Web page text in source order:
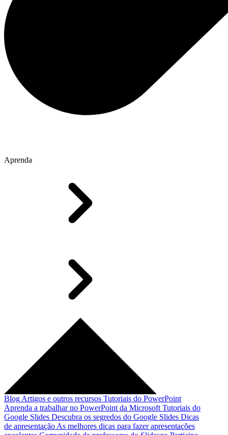
Aprenda
Blog Artigos e outros recursos Tutoriais do PowerPoint
Aprenda a trabalhar no PowerPoint da Microsoft Tutoriais do
Google Slides Descubra os segredos do Google Slides Dicas
de apresentação As melhores dicas para fazer apresentações